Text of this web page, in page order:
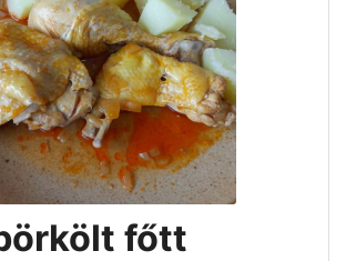
főtt